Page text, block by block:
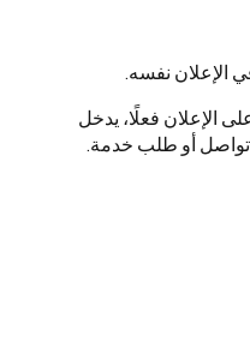
الإعلان نفسه.
الإعلان فعلًا، يدخل
تواصل أو طلب خدمة.